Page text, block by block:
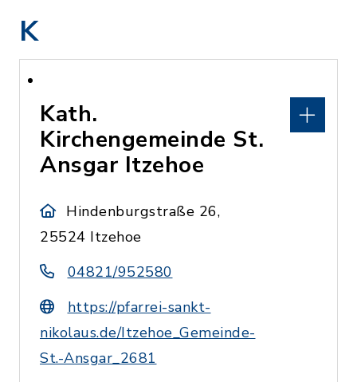
K
Kath.
Kirchengemeinde St.
Ansgar Itzehoe
Hindenburgstraße 26,
25524 Itzehoe
04821/952580
https://pfarrei-sankt-
nikolaus.de/Itzehoe_Gemeinde-
St.-Ansgar_2681